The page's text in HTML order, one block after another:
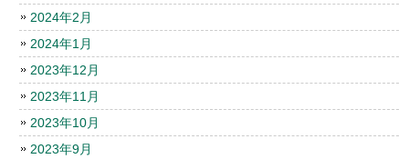
2024年2月
2024年1月
2023年12月
2023年11月
2023年10月
2023年9月